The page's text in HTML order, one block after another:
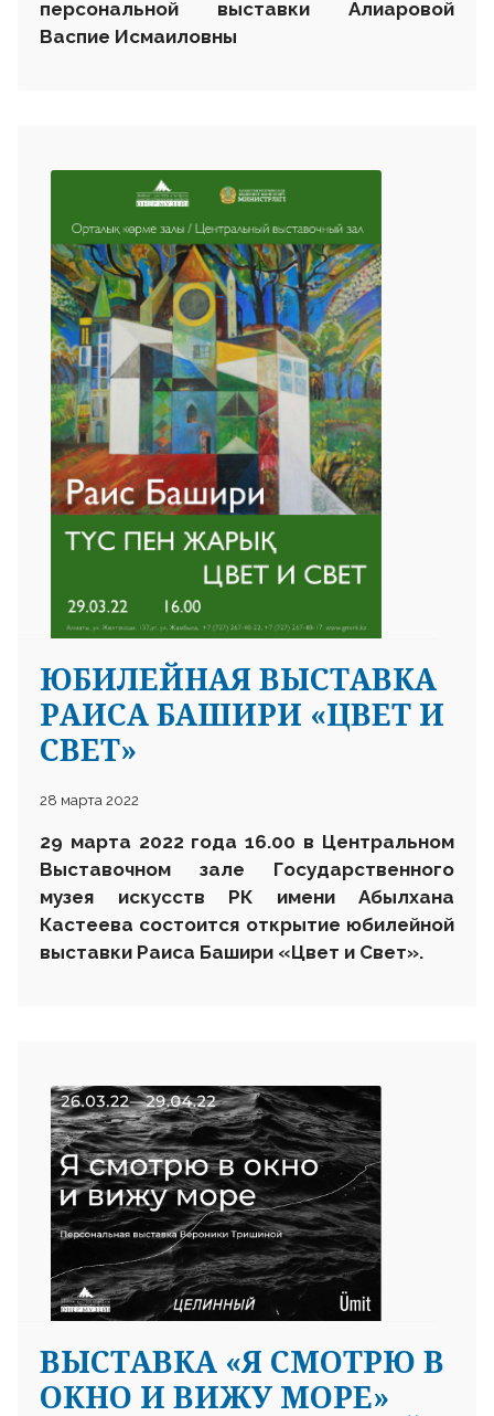
персональной выставки Алиаровой
Васпие Исмаиловны
ЮБИЛЕЙНАЯ ВЫСТАВКА
РАИСА БАШИРИ «ЦВЕТ И
СВЕТ»
28 марта 2022
29 марта 2022 года 16.00 в Центральном
Выставочном зале Государственного
музея искусств РК имени Абылхана
Кастеева состоится открытие юбилейной
выставки Раиса Башири «Цвет и Свет».
ВЫСТАВКА «Я СМОТРЮ В
ОКНО И ВИЖУ МОРЕ»